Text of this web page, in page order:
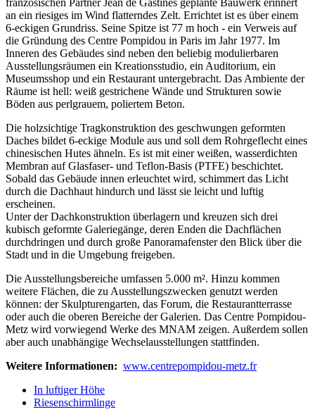
an ein riesiges im Wind flatterndes Zelt. Errichtet ist es über einem
6-eckigen Grundriss. Seine Spitze ist 77 m hoch - ein Verweis auf
die Gründung des Centre Pompidou in Paris im Jahr 1977. Im
Inneren des Gebäudes sind neben den beliebig modulierbaren
Ausstellungsräumen ein Kreationsstudio, ein Auditorium, ein
Museumsshop und ein Restaurant untergebracht. Das Ambiente der
Räume ist hell: weiß gestrichene Wände und Strukturen sowie
Böden aus perlgrauem, poliertem Beton.
Die holzsichtige Tragkonstruktion des geschwungen geformten
Daches bildet 6-eckige Module aus und soll dem Rohrgeflecht eines
chinesischen Hutes ähneln. Es ist mit einer weißen, wasserdichten
Membran auf Glasfaser- und Teflon-Basis (PTFE) beschichtet.
Sobald das Gebäude innen erleuchtet wird, schimmert das Licht
durch die Dachhaut hindurch und lässt sie leicht und luftig
erscheinen.
Unter der Dachkonstruktion überlagern und kreuzen sich drei
kubisch geformte Galeriegänge, deren Enden die Dachflächen
durchdringen und durch große Panoramafenster den Blick über die
Stadt und in die Umgebung freigeben.
Die Ausstellungsbereiche umfassen 5.000 m². Hinzu kommen
weitere Flächen, die zu Ausstellungszwecken genutzt werden
können: der Skulpturengarten, das Forum, die Restaurantterrasse
oder auch die oberen Bereiche der Galerien. Das Centre Pompidou-
Metz wird vorwiegend Werke des MNAM zeigen. Außerdem sollen
aber auch unabhängige Wechselausstellungen stattfinden.
Weitere Informationen: www.centrepompidou-metz.fr
In luftiger Höhe
Riesenschirmlinge